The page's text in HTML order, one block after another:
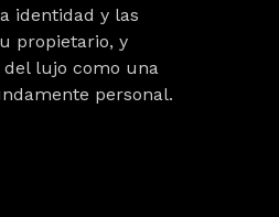
identidad y las
propietario, y
lujo como una
personal.